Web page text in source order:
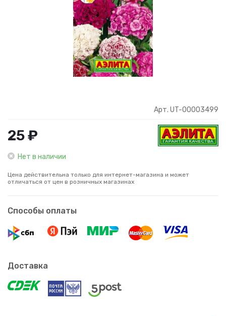
Арт. UT-00003499
25 ₽
Нет в наличии
Цена действительна только для интернет-магазина и может
отличаться от цен в розничных магазинах
Способы оплаты
Доставка